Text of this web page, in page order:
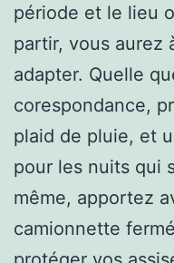
période et le lieu
partir, vous aurez
adapter. Quelle
corespondance,
plaid de pluie, et
pour les nuits qui
même, apportez
camionnette